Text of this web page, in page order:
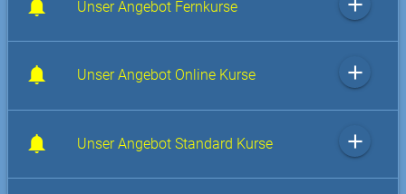
Unser Angebot Fernkurse
Unser Angebot Online Kurse add
Unser Angebot Standard Kurse add